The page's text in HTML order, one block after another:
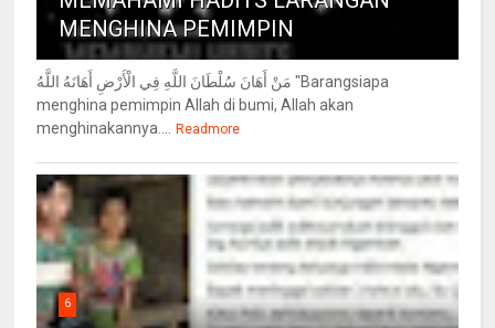
MENGHINA PEMIMPIN
مَنْ أَهَانَ سُلْطَانَ اللَّهِ فِي الْأَرْضِ أَهَانَهُ اللَّهُ "Barangsiapa
menghina pemimpin Allah di bumi, Allah akan
menghinakannya.... Readmore
6